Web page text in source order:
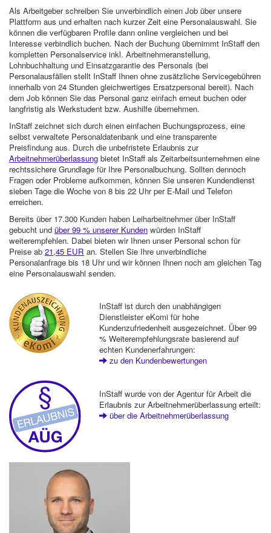
Als Arbeitgeber schreiben Sie unverbindlich einen Job über unsere
Plattform aus und erhalten nach kurzer Zeit eine Personalauswahl. Sie
können die verfügbaren Profile dann online vergleichen und bei
Interesse verbindlich buchen. Nach der Buchung übernimmt InStaff den
kompletten Personalservice inkl. Arbeitnehmeranstellung,
Lohnbuchhaltung und Einsatzgarantie des Personals (bei
Personalausfällen stellt InStaff Ihnen ohne zusätzliche Servicegebühren
innerhalb von 24 Stunden gleichwertiges Ersatzpersonal bereit). Nach
dem Job können Sie das Personal ganz einfach erneut buchen oder
langfristig als Werkstudent bzw. Aushilfe übernehmen.
InStaff zeichnet sich durch einen einfachen Buchungsprozess, eine
selbst verwaltete Personaldatenbank und eine transparente
Preisfindung aus. Durch die unbefristete Erlaubnis zur
Arbeitnehmerüberlassung bietet InStaff als Zeitarbeitsunternehmen eine
rechtssichere Grundlage für Ihre Personalbuchung. Sollten dennoch
Fragen oder Probleme aufkommen, können Sie unseren Kundendienst
sieben Tage die Woche von 8 bis 22 Uhr per E-Mail und Telefon
erreichen.
Bereits über 17.300 Kunden haben Leiharbeitnehmer über InStaff
gebucht und über 99 % unserer Kunden würden InStaff
weiterempfehlen. Dabei bieten wir Ihnen unser Personal schon für
Preise ab 21,45 EUR an. Stellen Sie Ihre unverbindliche
Personalanfrage bis 18 Uhr und wir können Ihnen noch am gleichen Tag
eine Personalauswahl senden.
InStaff ist durch den unabhängigen
Dienstleister eKomi für hohe
Kundenzufriedenheit ausgezeichnet. Über 99
% Weiterempfehlungsrate basierend auf
echten Kundenerfahrungen:
zu den Kundenbewertungen
InStaff wurde von der Agentur für Arbeit die
Erlaubnis zur Arbeitnehmerüberlassung erteilt:
über die Arbeitnehmerüberlassung